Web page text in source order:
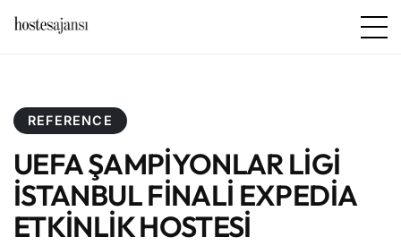
REFERENCE
UEFA ŞAMPIYONLAR LIGI
İSTANBUL FINALI EXPEDIA
ETKINLIK HOSTESI